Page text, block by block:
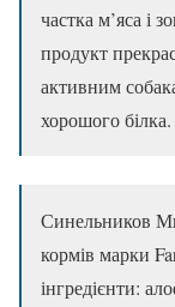
частка м’яса і
продукт
активним
хорошого білка.
Синельников
кормів марки
інгредієнти: